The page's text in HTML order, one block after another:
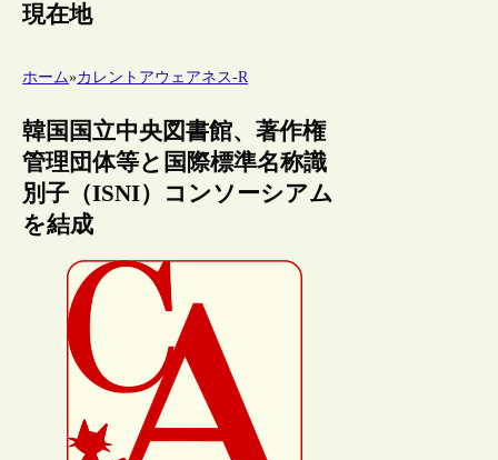
現在地
ホーム»カレントアウェアネス-R
韓国国立中央図書館、著作権
管理団体等と国際標準名称識
別子（ISNI）コンソーシアム
を結成